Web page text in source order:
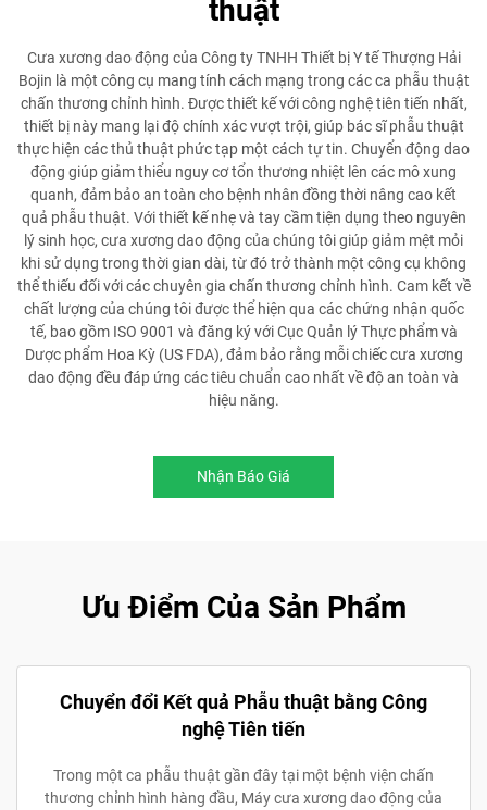
thuật
Cưa xương dao động của Công ty TNHH Thiết bị Y tế Thượng Hải
Bojin là một công cụ mang tính cách mạng trong các ca phẫu thuật
chấn thương chỉnh hình. Được thiết kế với công nghệ tiên tiến nhất,
thiết bị này mang lại độ chính xác vượt trội, giúp bác sĩ phẫu thuật
thực hiện các thủ thuật phức tạp một cách tự tin. Chuyển động dao
động giúp giảm thiểu nguy cơ tổn thương nhiệt lên các mô xung
quanh, đảm bảo an toàn cho bệnh nhân đồng thời nâng cao kết
quả phẫu thuật. Với thiết kế nhẹ và tay cầm tiện dụng theo nguyên
lý sinh học, cưa xương dao động của chúng tôi giúp giảm mệt mỏi
khi sử dụng trong thời gian dài, từ đó trở thành một công cụ không
thể thiếu đối với các chuyên gia chấn thương chỉnh hình. Cam kết về
chất lượng của chúng tôi được thể hiện qua các chứng nhận quốc
tế, bao gồm ISO 9001 và đăng ký với Cục Quản lý Thực phẩm và
Dược phẩm Hoa Kỳ (US FDA), đảm bảo rằng mỗi chiếc cưa xương
dao động đều đáp ứng các tiêu chuẩn cao nhất về độ an toàn và
hiệu năng.
Nhận Báo Giá
Ưu Điểm Của Sản Phẩm
Chuyển đổi Kết quả Phẫu thuật bằng Công
nghệ Tiên tiến
Trong một ca phẫu thuật gần đây tại một bệnh viện chấn
thương chỉnh hình hàng đầu, Máy cưa xương dao động của